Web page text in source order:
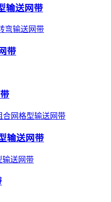
输送网带
带
输送网带